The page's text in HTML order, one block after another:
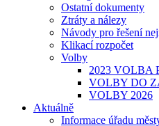
Ostatní dokumenty
Ztráty a nálezy
Návody pro řešení
Klikací rozpočet
Volby
2023 VOLBA
VOLBY DO
VOLBY 2026
Aktuálně
Informace úřadu